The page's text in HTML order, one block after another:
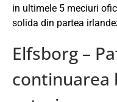
in ultimele 5 meciuri
solida din partea
Elfsborg –
continuarea